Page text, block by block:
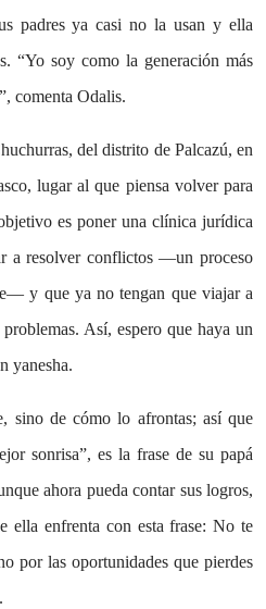
padres ya casi no la usan y ella
“Yo soy como la generación más
comenta Odalis.
del distrito de Palcazú, en
lugar al que piensa volver para
es poner una clínica jurídica
a resolver conflictos —un proceso
y que ya no tengan que viajar a
Así, espero que haya un
yanesha.
sino de cómo lo afrontas; así que
sonrisa”, es la frase de su papá
ahora pueda contar sus logros,
ella enfrenta con esta frase: No te
por las oportunidades que pierdes